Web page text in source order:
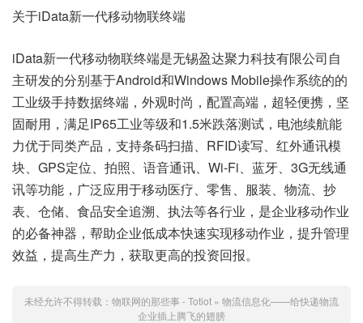
关于iData新一代移动物联终端
iData新一代移动物联终端是无锡盈达聚力科技有限公司自
主研发的分别基于Android和Windows Mobile操作系统的的
工业级手持数据终端，外观时尚，配置高端，超轻便携，坚
固耐用，满足IP65工业等级和1.5米跌落测试，电池续航能
力优于同类产品，支持条码扫描、RFID读写、红外通讯模
块、GPS定位、拍照、语音通讯、Wi-Fi、蓝牙、3G无线通
讯等功能，广泛应用于移动医疗、零售、服装、物流、抄
表、仓储、食品安全追溯、执法等各行业，是企业移动作业
的必备神器，帮助企业低成本快速实现移动作业，提升管理
效益，提高生产力，获取更高的投资回报。
未经允许不得转载： 物联网的那些事 - Totiot » 物流信息化——给快递物流
企业插上腾飞的翅膀